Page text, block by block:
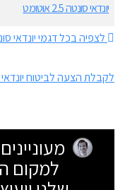
יונדאי סונטה 2.5 אוטומט
לצפיה בכל דגמי יונדאי
לקבלת הצעה לביטוח
למקום